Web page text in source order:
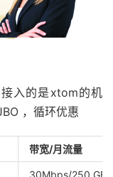
入的是xtom的机
，循环优惠
带宽/月流量